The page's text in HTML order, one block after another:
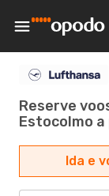
Reserve
Estocolmo
Ida e